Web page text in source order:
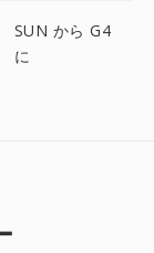
SUN から G4
に